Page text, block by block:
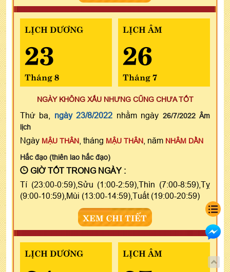
LỊCH DƯƠNG
23
Tháng 8
LỊCH ÂM
26
Tháng 7
NGÀY KHÔNG XẤU NHƯNG CŨNG CHƯA TỐT
Thứ ba, ngày 23/8/2022 nhằm ngày 26/7/2022 Âm
lịch
Ngày MẬU THÂN , tháng MẬU THÂN , năm NHÂM DẦN
Hắc đạo (thiên lao hắc đạo)
GIỜ TỐT TRONG NGÀY :
Tí (23:00-0:59),Sửu (1:00-2:59),Thìn (7:00-8:59),Tỵ
(9:00-10:59),Mùi (13:00-14:59),Tuất (19:00-20:59)
XEM CHI TIẾT
LỊCH DƯƠNG LỊCH ÂM